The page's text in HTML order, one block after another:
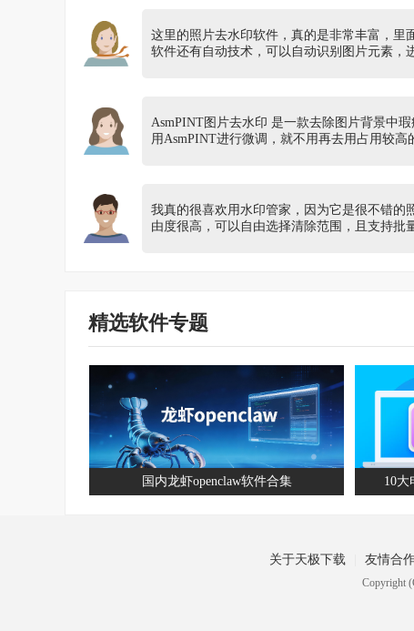
这里的照片去水印软件，真的是非常丰富，里
软件还有自动技术，可以自动识别图片元素，
AsmPINT图片去水印 是一款去除图片背景中
用AsmPINT进行微调，就不用再去用占用较高
我真的很喜欢用水印管家，因为它是很不错的
由度很高，可以自由选择清除范围，且支持批
精选软件专题
国内龙虾openclaw软件合集 10大电脑
关于天极下载 友情合
Copyright